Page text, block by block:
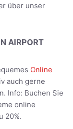
über unser
AIRPORT
Online
auch gerne
Info: Buchen Sie
online
20%.